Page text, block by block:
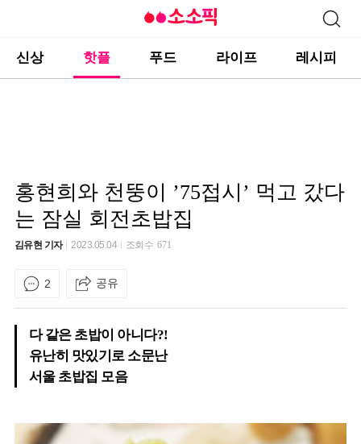
신상 핫플 푸드 라이프 레시피
홍현희와 천뚱이 ’75접시’ 먹고 갔다
는 잠실 회전초밥집
김유현 기자 2023.05.04 조회수671
2 공유
다 같은 초밥이 아니다?!
유난히 맛있기로 소문난
서울 초밥집 모음